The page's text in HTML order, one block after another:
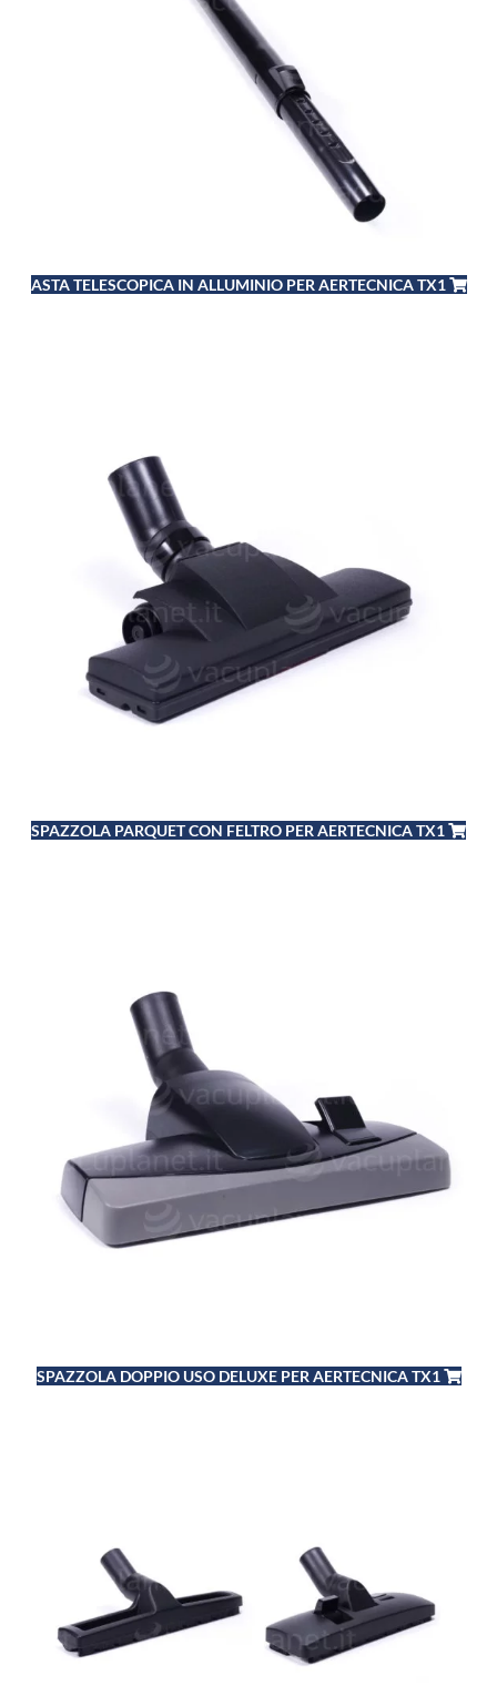
ASTA TELESCOPICA IN ALLUMINIO PER AERTECNICA TX1
SPAZZOLA PARQUET CON FELTRO PER AERTECNICA TX1
SPAZZOLA DOPPIO USO DELUXE PER AERTECNICA TX1